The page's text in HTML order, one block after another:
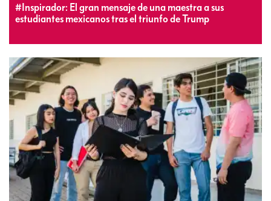
#Inspirador: El gran mensaje de una maestra a sus
estudiantes mexicanos tras el triunfo de Trump